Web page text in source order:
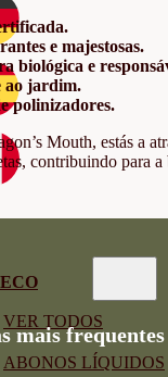
VER TODOS
ABONOS LÍQUIDOS
e majestosas.
biológica e
ao jardim.
polinizadores.
Mouth, estás a
contribuindo para
mais frequentes